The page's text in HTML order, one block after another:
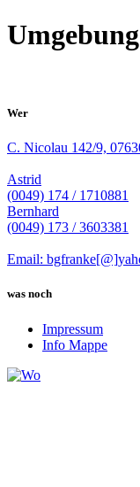
Wer
C. Nicolau 142/9,
Astrid
(0049) 174 / 1710881
Bernhard
(0049) 173 / 3603381
Email:
was noch
Impressum
Info Mappe